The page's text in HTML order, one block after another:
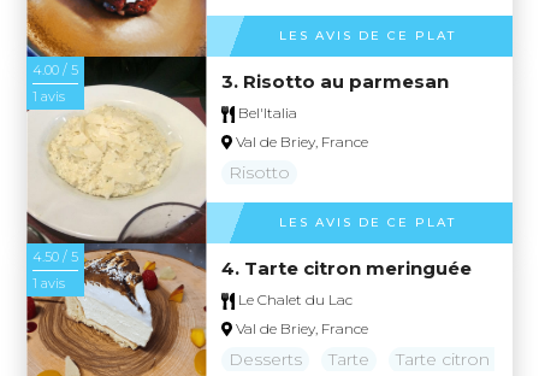
LES AVIS DE CE PLAT
4.00 / 5
1 avis
3. Risotto au parmesan
Bel'Italia
Val de Briey, France
Risotto
LES AVIS DE CE PLAT
4.50 / 5
1 avis
4. Tarte citron meringuée
Le Chalet du Lac
Val de Briey, France
Desserts Tarte Tarte citron